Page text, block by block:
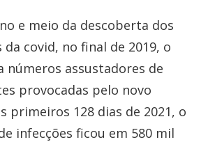
e meio da descoberta dos
covid, no final de 2019, o
números assustadores de
provocadas pelo novo
primeiros 128 dias de 2021, o
infecções ficou em 580 mil